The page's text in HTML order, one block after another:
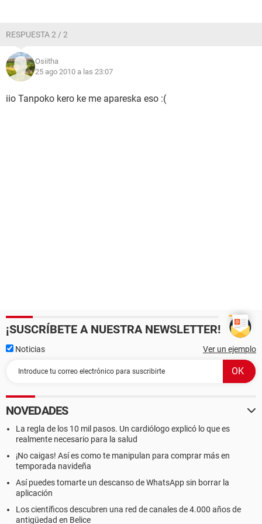
RESPUESTA 2 / 2
Osiitha
25 ago 2010 a las 23:07
iio Tanpoko kero ke me apareska eso :(
¡SUSCRÍBETE A NUESTRA NEWSLETTER!
Noticias Ver un ejemplo
NOVEDADES
La regla de los 10 mil pasos. Un cardiólogo explicó lo que es
realmente necesario para la salud
¡No caigas! Así es como te manipulan para comprar más en
temporada navideña
Así puedes tomarte un descanso de WhatsApp sin borrar la
aplicación
Los científicos descubren una red de canales de 4.000 años de
antigüedad en Belice